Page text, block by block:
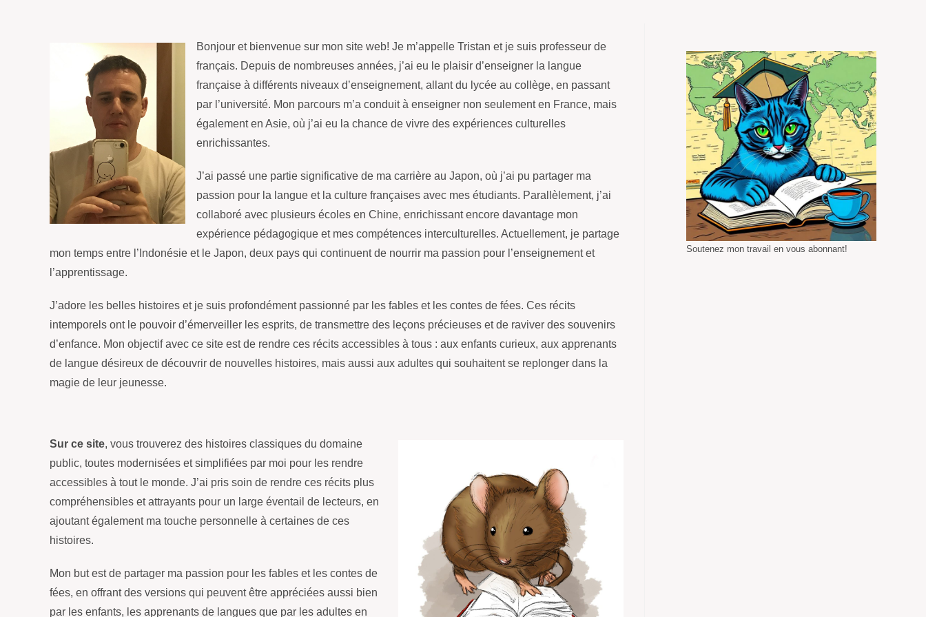
Bonjour et bienvenue sur mon site web! Je m’appelle Tristan et je suis professeur de
français. Depuis de nombreuses années, j’ai eu le plaisir d’enseigner la langue
française à différents niveaux d’enseignement, allant du lycée au collège, en passant
par l’université. Mon parcours m’a conduit à enseigner non seulement en France, mais
également en Asie, où j’ai eu la chance de vivre des expériences culturelles
enrichissantes.
J’ai passé une partie significative de ma carrière au Japon, où j’ai pu partager ma
passion pour la langue et la culture françaises avec mes étudiants. Parallèlement, j’ai
collaboré avec plusieurs écoles en Chine, enrichissant encore davantage mon
expérience pédagogique et mes compétences interculturelles. Actuellement, je partage
mon temps entre l’Indonésie et le Japon, deux pays qui continuent de nourrir ma passion pour l’enseignement et
l’apprentissage.
J’adore les belles histoires et je suis profondément passionné par les fables et les contes de fées. Ces récits
intemporels ont le pouvoir d’émerveiller les esprits, de transmettre des leçons précieuses et de raviver des souvenirs
d’enfance. Mon objectif avec ce site est de rendre ces récits accessibles à tous : aux enfants curieux, aux apprenants
de langue désireux de découvrir de nouvelles histoires, mais aussi aux adultes qui souhaitent se replonger dans la
magie de leur jeunesse.
Sur ce site, vous trouverez des histoires classiques du domaine
public, toutes modernisées et simplifiées par moi pour les rendre
accessibles à tout le monde. J’ai pris soin de rendre ces récits plus
compréhensibles et attrayants pour un large éventail de lecteurs, en
ajoutant également ma touche personnelle à certaines de ces
histoires.
Mon but est de partager ma passion pour les fables et les contes de
fées, en offrant des versions qui peuvent être appréciées aussi bien
par les enfants, les apprenants de langues que par les adultes en
Soutenez mon travail en vous abonnant!